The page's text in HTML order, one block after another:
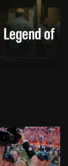
of